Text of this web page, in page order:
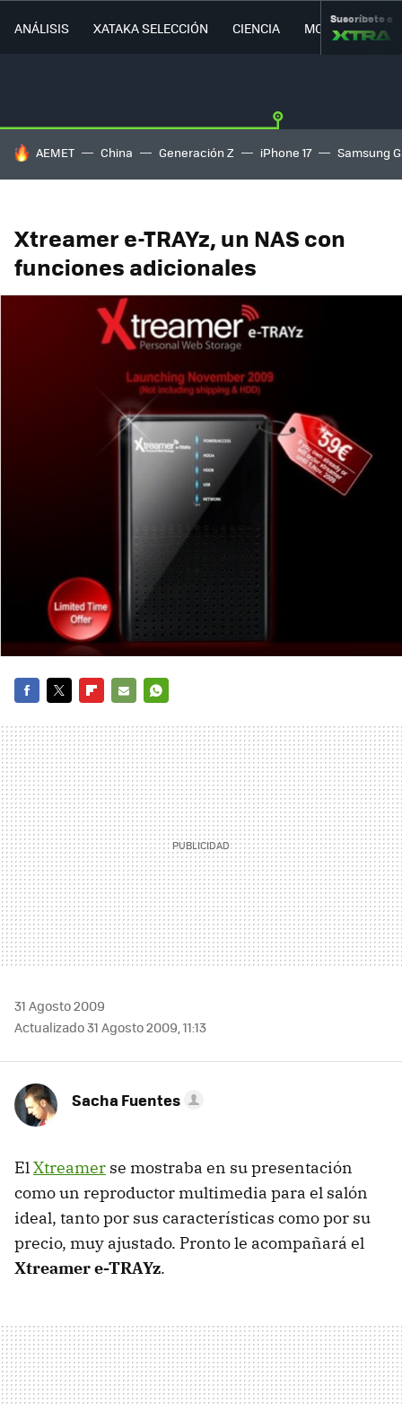
ANÁLISIS XATAKA SELECCIÓN CIENCIA MOVILIDAD
Suscríbete a
HOY SE HABLA DE
AEMET China Generación Z iPhone 17 Samsung
Xtreamer e-TRAYz, un NAS con
funciones adicionales
MAIL
31 Agosto 2009
Actualizado 31 Agosto 2009, 11:13
Sacha Fuentes
ElXtreamer se mostraba en su presentación
como un reproductor multimedia para el salón
ideal, tanto por sus características como por su
precio, muy ajustado. Pronto le acompañará el
Xtreamer e-TRAYz.